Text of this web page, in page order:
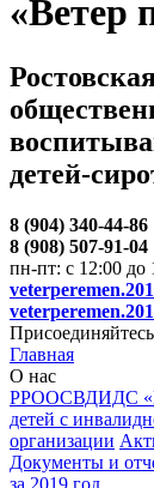
«Ветер
детей-
8 (904) 340-44-86
8 (908) 507-91-04
пн-пт: с 12:00 до
Главная
О нас
РРООСВДИДС
детей с
организации
Документы и
за 2019 год